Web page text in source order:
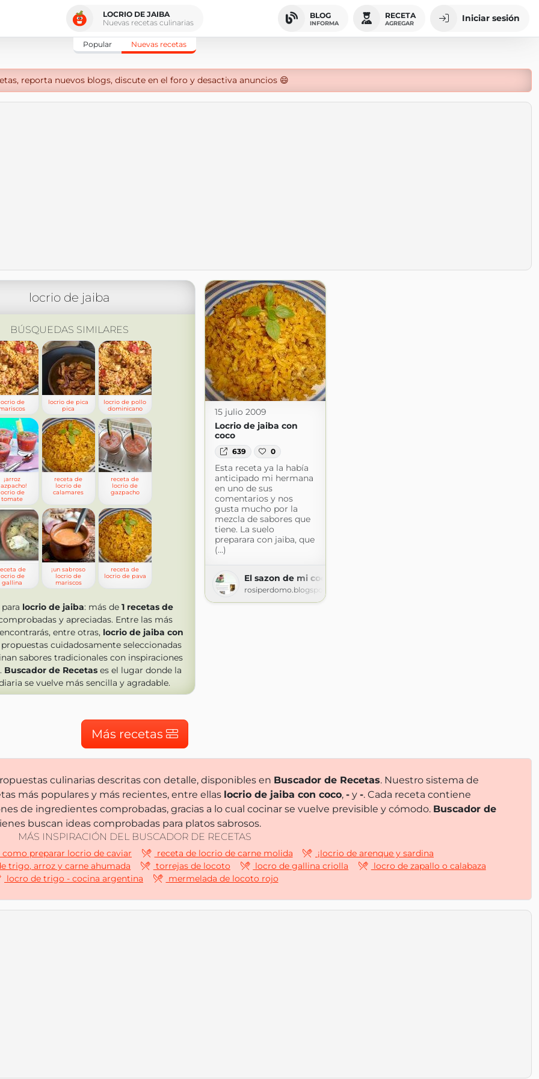
LOCRIO DE JAIBA
Nuevas recetas culinarias
BLOG
INFORMA
RECETA
AGREGAR Iniciar sesión
Popular Nuevas recetas
reporta nuevos blogs, discute en el foro y desactiva anuncios 😄
locrio de jaiba
BÚSQUEDAS SIMILARES
de
locrio de pica
pica
locrio de pollo
dominicano
¡arroz
de
tomate
receta de
locrio de
calamares
receta de
locrio de
gazpacho
de
de
gallina
¡un sabroso
locrio de
mariscos
receta de
locrio de pava
locrio de jaiba: más de 1 recetas de
y apreciadas. Entre las más
entre otras, locrio de jaiba con
propuestas cuidadosamente seleccionadas
sabores tradicionales con inspiraciones
Buscador de Recetas es el lugar donde la
se vuelve más sencilla y agradable.
15 julio 2009
Locrio de jaiba con
coco
639 0
Esta receta ya la había
anticipado mi hermana
en uno de sus
comentarios y nos
gusta mucho por la
mezcla de sabores que
tiene. La suelo
preparara con jaiba, que
(...)
El sazon de mi cocina
rosiperdomo.blogspot.com
Más recetas
culinarias descritas con detalle, disponibles en Buscador de Recetas. Nuestro sistema de
más populares y más recientes, entre ellas locrio de jaiba con coco, - y -. Cada receta contiene
de ingredientes comprobadas, gracias a lo cual cocinar se vuelve previsible y cómodo. Buscador de
buscan ideas comprobadas para platos sabrosos.
MÁS INSPIRACIÓN DEL BUSCADOR DE RECETAS
como preparar locrio de caviar receta de locrio de carne molida
¡locrio de arenque y sardina
trigo, arroz y carne ahumada
torrejas de locoto locro de gallina criolla
locro de zapallo o calabaza
locro de trigo - cocina argentina
mermelada de locoto rojo